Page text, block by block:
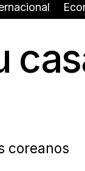
coreanos